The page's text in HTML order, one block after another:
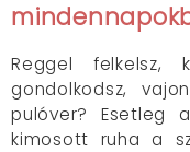
Reggel felkelsz,
gondolkodsz,
pulóver? Esetleg
kimosott ruha a